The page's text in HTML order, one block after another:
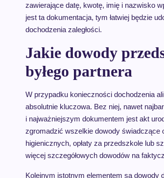
zawierające datę, kwotę, imię i nazwisko
jest ta dokumentacja, tym łatwiej będzie
dochodzenia zaległości.
Jakie dowody
byłego partnera
W przypadku konieczności dochodzenia
absolutnie kluczowa. Bez niej, nawet
i najważniejszym dokumentem jest akt
zgromadzić wszelkie dowody świadczące
higienicznych, opłaty za przedszkole lub
więcej szczegółowych dowodów na
Kolejnym istotnym elementem są dowody